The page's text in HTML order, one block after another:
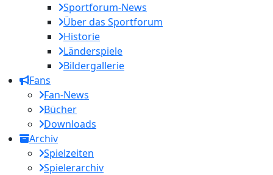
Sportforum-News
Über das Sportforum
Historie
Länderspiele
Bildergallerie
Fans
Fan-News
Bücher
Downloads
Archiv
Spielzeiten
Spielerarchiv